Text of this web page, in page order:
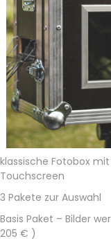
klassische Fotobox
Touchscreen
3 Pakete zur Auswahl
Basis Paket – Bilder
205 € )